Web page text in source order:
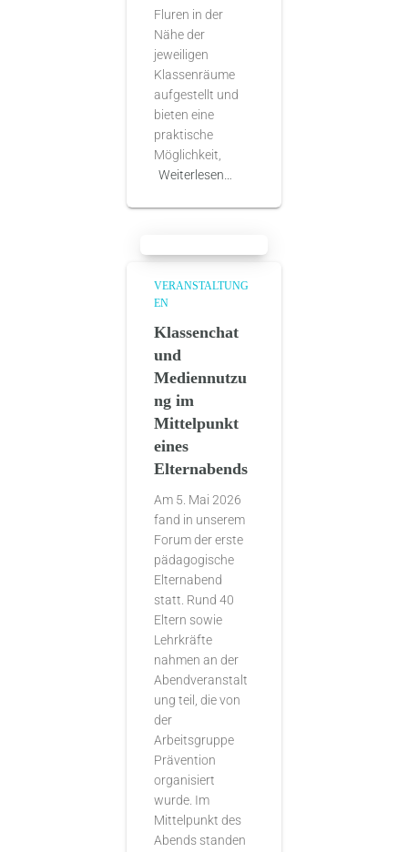
Fluren in der
Nähe der
jeweiligen
Klassenräume
aufgestellt und
bieten eine
praktische
Möglichkeit,
Weiterlesen…
VERANSTALTUNG
EN
Klassenchat
und
Mediennutzu
ng im
Mittelpunkt
eines
Elternabends
Am 5. Mai 2026
fand in unserem
Forum der erste
pädagogische
Elternabend
statt. Rund 40
Eltern sowie
Lehrkräfte
nahmen an der
Abendveranstalt
ung teil, die von
der
Arbeitsgruppe
Prävention
organisiert
wurde. Im
Mittelpunkt des
Abends standen